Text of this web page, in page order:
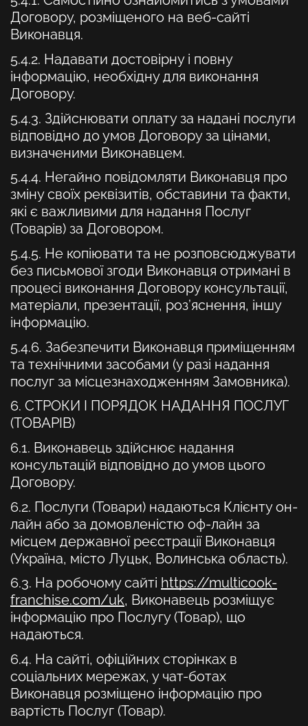
Договору, розміщеного на веб-сайті
Виконавця.
5.4.2. Надавати достовірну і повну
інформацію, необхідну для виконання
Договору.
5.4.3. Здійснювати оплату за надані послуги
відповідно до умов Договору за цінами,
визначеними Виконавцем.
5.4.4. Негайно повідомляти Виконавця про
зміну своїх реквізитів, обставини та факти,
які є важливими для надання Послуг
(Товарів) за Договором.
5.4.5. Не копіювати та не розповсюджувати
без письмової згоди Виконавця отримані в
процесі виконання Договору консультації,
матеріали, презентації, роз’яснення, іншу
інформацію.
5.4.6. Забезпечити Виконавця приміщенням
та технічними засобами (у разі надання
послуг за місцезнаходженням Замовника).
6. СТРОКИ І ПОРЯДОК НАДАННЯ ПОСЛУГ
(ТОВАРІВ)
6.1. Виконавець здійснює надання
консультацій відповідно до умов цього
Договору.
6.2. Послуги (Товари) надаються Клієнту он-
лайн або за домовленістю оф-лайн за
місцем державної реєстрації Виконавця
(Україна, місто Луцьк, Волинська область).
6.3. На робочому сайті https://multicook-
franchise.com/uk, Виконавець розміщує
інформацію про Послугу (Товар), що
надаються.
6.4. На сайті, офіційних сторінках в
соціальних мережах, у чат-ботах
Виконавця розміщено інформацію про
вартість Послуг (Товар).